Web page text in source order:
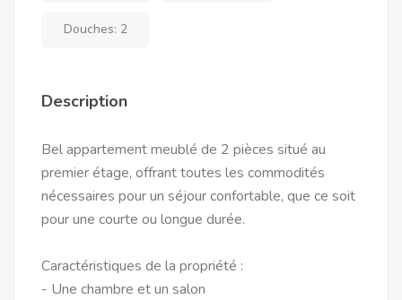
Douches: 2
Description
Bel appartement meublé de 2 pièces situé au
premier étage, offrant toutes les commodités
nécessaires pour un séjour confortable, que ce soit
pour une courte ou longue durée.
Caractéristiques de la propriété :
- Une chambre et un salon